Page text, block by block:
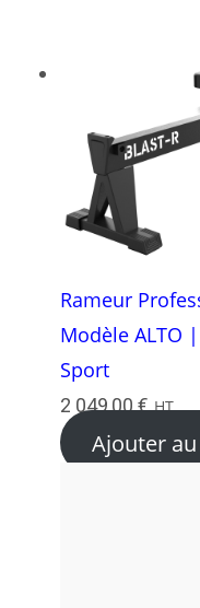
Rameur
Modèle ALTO
Sport
2 049,00€ HT
Ajouter